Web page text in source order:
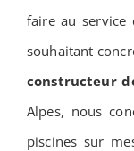
faire au service
souhaitant
constructeur
Alpes, nous
piscines sur